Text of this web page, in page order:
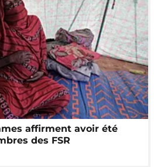
affirment avoir été
des FSR